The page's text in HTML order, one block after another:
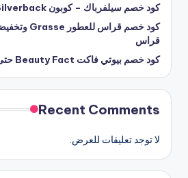
كود خصم سيلفرباك – كوبون Silverback
قراس
كود خصم بيوتي فاكت Beauty Fact حتى 30%
Recent Comments
لا توجد تعليقات للعرض.